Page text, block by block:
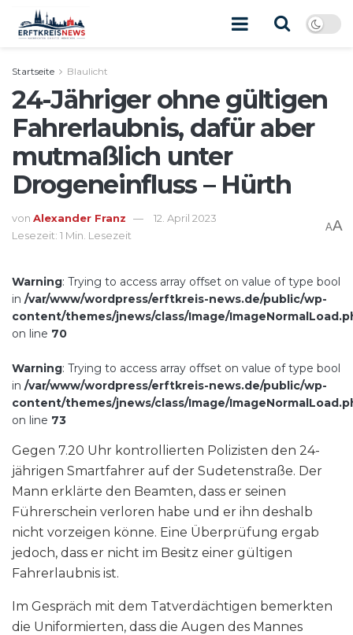
Startseite Blaulicht
24-Jähriger ohne gültigen
Fahrerlaubnis, dafür aber
mutmaßlich unter
Drogeneinfluss – Hürth
von Alexander Franz
12. April 2023
Lesezeit: 1 Min. Lesezeit
AA
Warning: Trying to access array offset on value of type bool
in /var/www/wordpress/erftkreis-news.de/public/wp-
content/themes/jnews/class/Image/
on line 70
Warning: Trying to access array offset on value of type bool
in /var/www/wordpress/erftkreis-news.de/public/wp-
content/themes/jnews/class/Image/
on line 73
Gegen 7.20 Uhr kontrollierten Polizisten den 24-
jährigen Smartfahrer auf der Sudetenstraße. Der
Mann erklärte den Beamten, dass er seinen
Führerschein verloren habe und er ihn deshalb
nicht vorzeigen könne. Eine Überprüfung ergab
jedoch, dass er nicht im Besitz einer gültigen
Fahrerlaubnis ist.
Im Gespräch mit dem Tatverdächtigen bemerkten
die Uniformierten, dass die Augen des Mannes